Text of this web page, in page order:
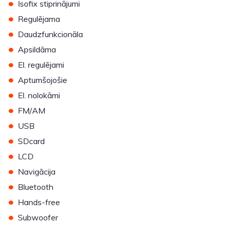
Isofix stiprinājumi
• Regulējama
• Daudzfunkcionāla
• Apsildāma
• El. regulējami
• Aptumšojošie
• El. nolokāmi
• FM/AM
• USB
• SDcard
• LCD
• Navigācija
• Bluetooth
• Hands-free
• Subwoofer